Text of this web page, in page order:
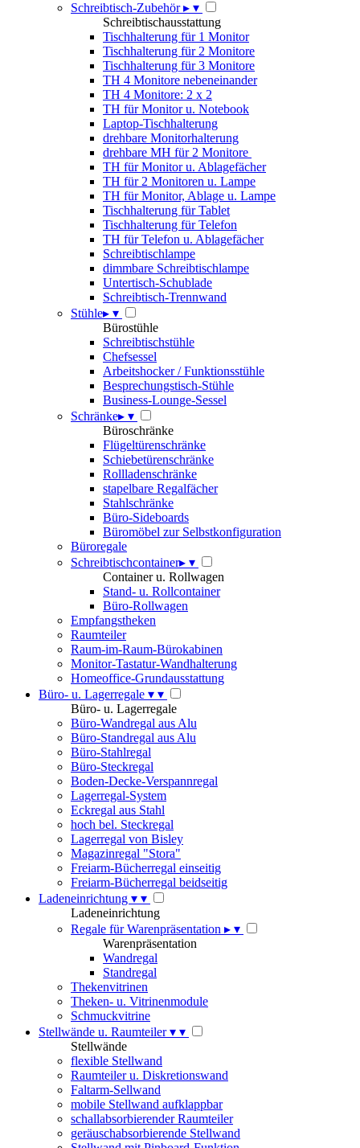
Schreibtisch-Zubehör▸ ▾
Schreibtischausstattung
Tischhalterung für 1 Monitor
Tischhalterung für 2 Monitore
Tischhalterung für 3 Monitore
TH 4 Monitore nebeneinander
TH 4 Monitore: 2 x 2
TH für Monitor u. Notebook
Laptop-Tischhalterung
drehbare Monitorhalterung
drehbare MH für 2 Monitore
TH für Monitor u. Ablagefächer
TH für 2 Monitoren u. Lampe
TH für Monitor, Ablage u. Lampe
Tischhalterung für Tablet
Tischhalterung für Telefon
TH für Telefon u. Ablagefächer
Schreibtischlampe
dimmbare Schreibtischlampe
Untertisch-Schublade
Schreibtisch-Trennwand
Stühle▸ ▾
Bürostühle
Schreibtischstühle
Chefsessel
Arbeitshocker / Funktionsstühle
Besprechungstisch-Stühle
Business-Lounge-Sessel
Schränke▸ ▾
Büroschränke
Flügeltürenschränke
Schiebetürenschränke
Rollladenschränke
stapelbare Regalfächer
Stahlschränke
Büro-Sideboards
Büromöbel zur Selbstkonfiguration
Büroregale
Schreibtischcontainer▸ ▾
Container u. Rollwagen
Stand- u. Rollcontainer
Büro-Rollwagen
Empfangstheken
Raumteiler
Raum-im-Raum-Bürokabinen
Monitor-Tastatur-Wandhalterung
Homeoffice-Grundausstattung
Büro- u. Lagerregale ▾ ▾
Büro- u. Lagerregale
Büro-Wandregal aus Alu
Büro-Standregal aus Alu
Büro-Stahlregal
Büro-Steckregal
Boden-Decke-Verspannregal
Lagerregal-System
Eckregal aus Stahl
hoch bel. Steckregal
Lagerregal von Bisley
Magazinregal "Stora"
Freiarm-Bücherregal einseitig
Freiarm-Bücherregal beidseitig
Ladeneinrichtung ▾ ▾
Ladeneinrichtung
Regale für Warenpräsentation ▸ ▾
Warenpräsentation
Wandregal
Standregal
Thekenvitrinen
Theken- u. Vitrinenmodule
Schmuckvitrine
Stellwände u. Raumteiler▾ ▾
Stellwände
flexible Stellwand
Raumteiler u. Diskretionswand
Faltarm-Sellwand
mobile Stellwand aufklappbar
schallabsorbierender Raumteiler
geräuschabsorbierende Stellwand